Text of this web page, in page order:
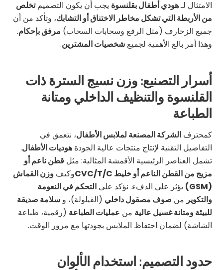
الامتثال لـهودي أطفال بقلنسوة يجب أن يكون التصميمتخلص
من الأربطة التي تشكل مخاطر الاختناق أو التشابك، وتأكد من أن
جميع الزخارف (مثل الرقع وسحابات السحاب) مرفق بإحكام.
وهذا أمر بالغ الأهمية لجميعشخصيات المشترين.
أسرار التصنيع: وزن نسيج السترة ذات
القلنسوة والتنظيف الداخلي ومتانة
الطباعة
كمحترفالشركة المصنعة لملابس الأطفال، نتعمق في
التفاصيل التقنية لإنتاج منتجات عالية الجودةهوديات الأطفال.
تشمل العناصر الرئيسية الأقمشة المثالية: مثلقطن ناعم أو
مزيج من القطن الناعم أو خليط CVC/T/C
وكيفوزن القماش
(GSM)
يؤثر على الدفء. نؤكد علىالتحكم في النعومة
والتكوير من صوف مصقول داخلي (القيلولة)، وسلامة صديقة
للبيئة ومتانة غسيل عالية من عمليات الطباعة (رقمية، طباعة
الشاشة) لضمان احتفاظ الملابس بجودتها مع مرور الوقت.
حدود التصميم: استخدام الألوان